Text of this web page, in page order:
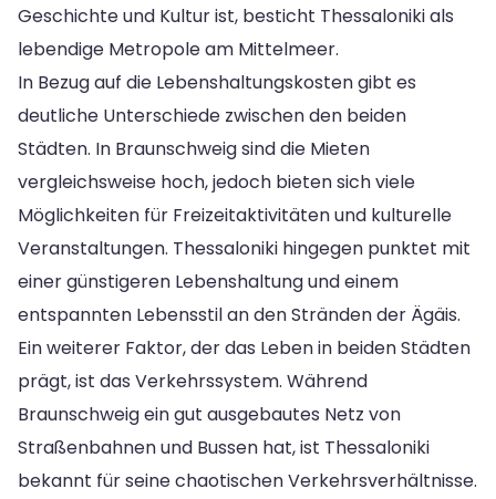
Geschichte und Kultur ist, besticht Thessaloniki als
lebendige Metropole am Mittelmeer.
In Bezug auf die Lebenshaltungskosten gibt es
deutliche Unterschiede zwischen den beiden
Städten. In Braunschweig sind die Mieten
vergleichsweise hoch, jedoch bieten sich viele
Möglichkeiten für Freizeitaktivitäten und kulturelle
Veranstaltungen. Thessaloniki hingegen punktet mit
einer günstigeren Lebenshaltung und einem
entspannten Lebensstil an den Stränden der Ägäis.
Ein weiterer Faktor, der das Leben in beiden Städten
prägt, ist das Verkehrssystem. Während
Braunschweig ein gut ausgebautes Netz von
Straßenbahnen und Bussen hat, ist Thessaloniki
bekannt für seine chaotischen Verkehrsverhältnisse.